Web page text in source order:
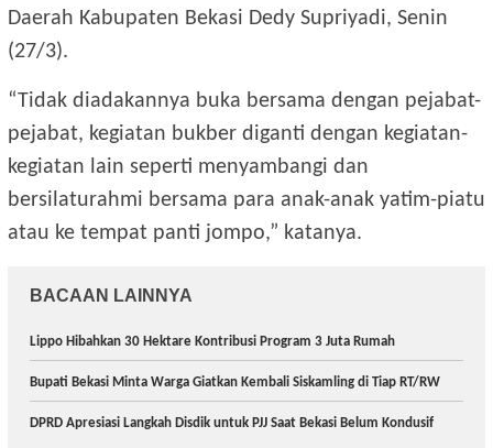
Daerah Kabupaten Bekasi Dedy Supriyadi, Senin
(27/3).
“Tidak diadakannya buka bersama dengan pejabat-
pejabat, kegiatan bukber diganti dengan kegiatan-
kegiatan lain seperti menyambangi dan
bersilaturahmi bersama para anak-anak yatim-piatu
atau ke tempat panti jompo,” katanya.
BACAAN LAINNYA
Lippo Hibahkan 30 Hektare Kontribusi Program 3 Juta Rumah
Bupati Bekasi Minta Warga Giatkan Kembali Siskamling di Tiap RT/RW
DPRD Apresiasi Langkah Disdik untuk PJJ Saat Bekasi Belum Kondusif